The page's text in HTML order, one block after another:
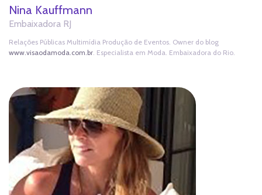
Nina Kauffmann
Embaixadora RJ
Relações Públicas Multimídia Produção de Eventos. Owner do blog
www.visaodamoda.com.br . Especialista em Moda. Embaixadora do Rio.